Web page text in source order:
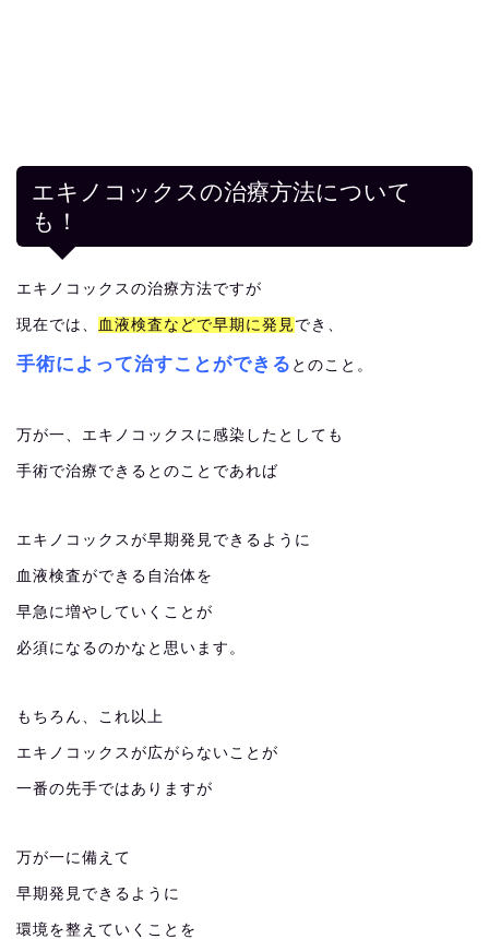
エキノコックスの治療方法について
も！
エキノコックスの治療方法ですが
現在では、 血液検査などで早期に発見 でき、
手術によって治すことができる とのこと。
万が一、エキノコックスに感染したとしても
手術で治療できるとのことであれば
エキノコックスが早期発見できるように
血液検査ができる自治体を
早急に増やしていくことが
必須になるのかなと思います。
もちろん、これ以上
エキノコックスが広がらないことが
一番の先手ではありますが
万が一に備えて
早期発見できるように
環境を整えていくことを